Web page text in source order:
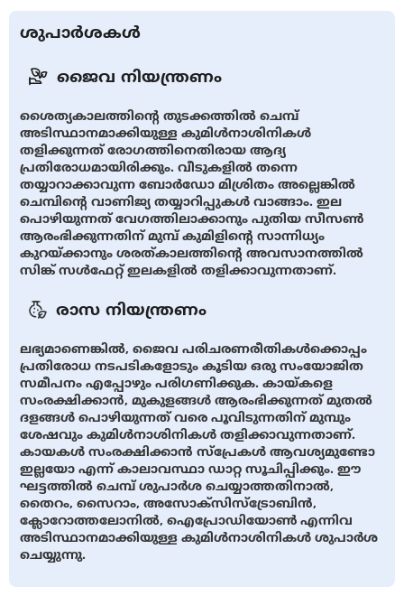
ശുപാർശകൾ
ജൈവ നിയന്ത്രണം
ശൈത്യകാലത്തിന്റെ തുടക്കത്തിൽ ചെമ്പ്
അടിസ്ഥാനമാക്കിയുള്ള കുമിൾനാശിനികൾ
തളിക്കുന്നത് രോഗത്തിനെതിരായ ആദ്യ
പ്രതിരോധമായിരിക്കും. വീടുകളിൽ തന്നെ
തയ്യാറാക്കാവുന്ന ബോർഡോ മിശ്രിതം അല്ലെങ്കിൽ
ചെമ്പിന്റെ വാണിജ്യ തയ്യാറിപ്പുകൾ വാങ്ങാം. ഇല
പൊഴിയുന്നത് വേഗത്തിലാക്കാനും പുതിയ സീസൺ
ആരംഭിക്കുന്നതിന് മുമ്പ് കുമിളിന്റെ സാന്നിധ്യം
കുറയ്ക്കാനും ശരത്കാലത്തിന്റെ അവസാനത്തിൽ
സിങ്ക് സൾഫേറ്റ് ഇലകളിൽ തളിക്കാവുന്നതാണ്.
രാസ നിയന്ത്രണം
ലഭ്യമാണെങ്കിൽ, ജൈവ പരിചരണരീതികൾക്കൊപ്പം
പ്രതിരോധ നടപടികളോടും കൂടിയ ഒരു സംയോജിത
സമീപനം എപ്പോഴും പരിഗണിക്കുക. കായ്കളെ
സംരക്ഷിക്കാൻ, മുകുളങ്ങൾ ആരംഭിക്കുന്നത് മുതൽ
ദളങ്ങൾ പൊഴിയുന്നത് വരെ പൂവിടുന്നതിന് മുമ്പും
ശേഷവും കുമിൾനാശിനികൾ തളിക്കാവുന്നതാണ്.
കായകൾ സംരക്ഷിക്കാൻ സ്പ്രേകൾ ആവശ്യമുണ്ടോ
ഇല്ലയോ എന്ന് കാലാവസ്ഥാ ഡാറ്റ സൂചിപ്പിക്കും. ഈ
ഘട്ടത്തിൽ ചെമ്പ് ശുപാർശ ചെയ്യാത്തതിനാൽ,
തൈറം, സൈറാം, അസോക്സിസ്ട്രോബിൻ,
ക്ലോറോത്തലോനിൽ, ഐപ്രോഡിയോൺ എന്നിവ
അടിസ്ഥാനമാക്കിയുള്ള കുമിൾനാശിനികൾ ശുപാർശ
ചെയ്യുന്നു.